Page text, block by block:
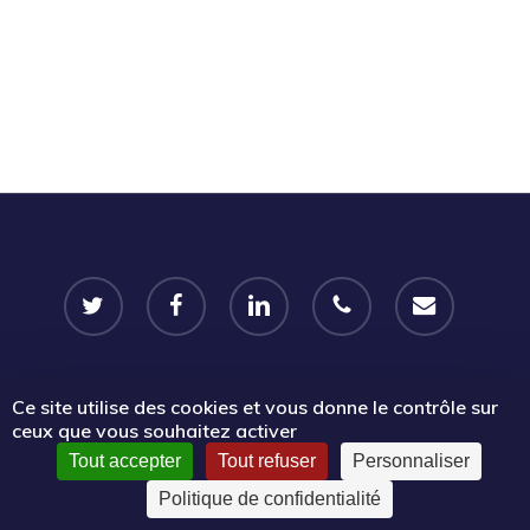
twitter facebook linkedin phone email
© 2026 Portail Emplois associatifs | Le Mouvement associatif
Sud PACA.
Ce site utilise des cookies et vous donne le contrôle sur
ceux que vous souhaitez activer
Tout accepter Tout refuser
Personnaliser
Politique de confidentialité